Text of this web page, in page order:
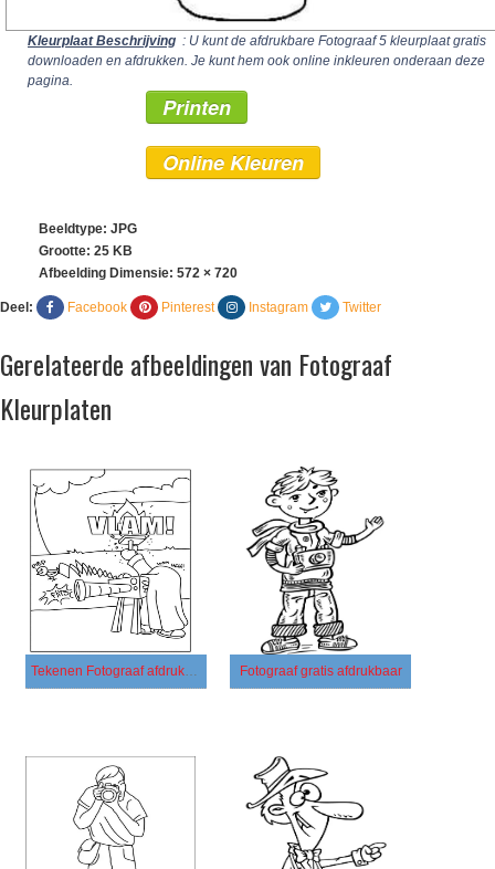
Kleurplaat Beschrijving : U kunt de afdrukbare Fotograaf 5 kleurplaat gratis
downloaden en afdrukken. Je kunt hem ook online inkleuren onderaan deze
pagina.
Printen
Online Kleuren
Beeldtype: JPG
Grootte: 25 KB
Afbeelding Dimensie: 572 × 720
Deel: Facebook Pinterest Instagram Twitter
Gerelateerde afbeeldingen van Fotograaf
Kleurplaten
Tekenen Fotograaf afdrukbaar simpel Fotograaf gratis afdrukbaar